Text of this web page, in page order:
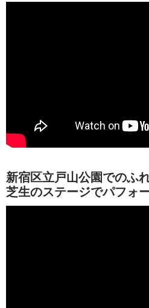
新宿区立戸山公園でのふ
芝生のステージでパフォ